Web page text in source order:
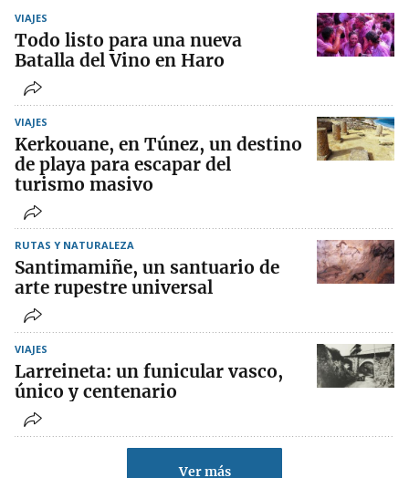
VIAJES
Todo listo para una nueva
Batalla del Vino en Haro
VIAJES
Kerkouane, en Túnez, un destino
de playa para escapar del
turismo masivo
RUTAS Y NATURALEZA
Santimamiñe, un santuario de
arte rupestre universal
VIAJES
Larreineta: un funicular vasco,
único y centenario
Ver más